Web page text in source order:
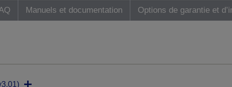
Manuels et documentation Options de garantie et